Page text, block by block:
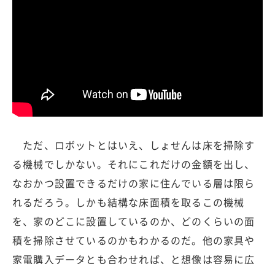
ただ、ロボットとはいえ、しょせんは床を掃除す
る機械でしかない。それにこれだけの金額を出し、
なおかつ設置できるだけの家に住んでいる層は限ら
れるだろう。しかも結構な床面積を取るこの機械
を、家のどこに設置しているのか、どのくらいの面
積を掃除させているのかもわかるのだ。他の家具や
家電購入データとも合わせれば、と想像は容易に広